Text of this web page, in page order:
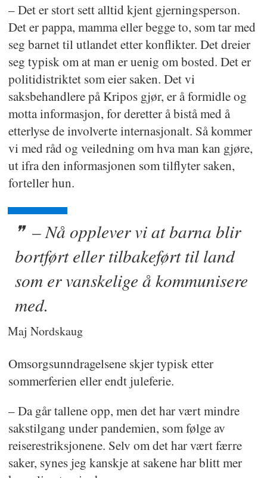
– Det er stort sett alltid kjent gjerningsperson.
Det er pappa, mamma eller begge to, som tar med
seg barnet til utlandet etter konflikter. Det dreier
seg typisk om at man er uenig om bosted. Det er
politidistriktet som eier saken. Det vi
saksbehandlere på Kripos gjør, er å formidle og
motta informasjon, for deretter å bistå med å
etterlyse de involverte internasjonalt. Så kommer
vi med råd og veiledning om hva man kan gjøre,
ut ifra den informasjonen som tilflyter saken,
forteller hun.
– Nå opplever vi at barna blir
bortført eller tilbakeført til land
som er vanskelige å kommunisere
med.
Maj Nordskaug
Omsorgsunndragelsene skjer typisk etter
sommerferien eller endt juleferie.
– Da går tallene opp, men det har vært mindre
sakstilgang under pandemien, som følge av
reiserestriksjonene. Selv om det har vært færre
saker, synes jeg kanskje at sakene har blitt mer